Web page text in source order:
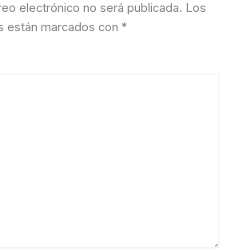
electrónico no será publicada. Los
están marcados con *